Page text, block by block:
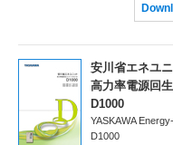
安川省エネユ
高力率電源回
D1000
YASKAWA
D1000